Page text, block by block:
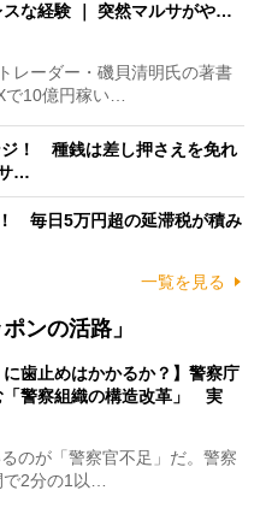
スな経験 ｜ 突然マルサがや…
レーダー・磯貝清明氏の著書
で10億円稼い…
ジ！ 種銭は差し押さえを免れ
…
毎日5万円超の延滞税が積み
一覧を見る
ンの活路」
に歯止めはかかるか？】警察庁
「警察組織の構造改革」 実
のが「警察官不足」だ。警察
で2分の1以…